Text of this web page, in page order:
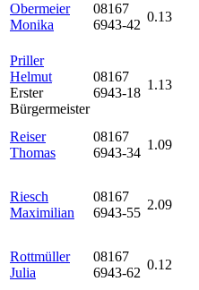
Obermeier
Monika
08167
6943-42
0.13
Priller
Helmut
Erster
Bürgermeister
08167
6943-18
1.13
Reiser
Thomas
08167
6943-34
1.09
Riesch
Maximilian
08167
6943-55
2.09
Rottmüller
Julia
08167
6943-62
0.12